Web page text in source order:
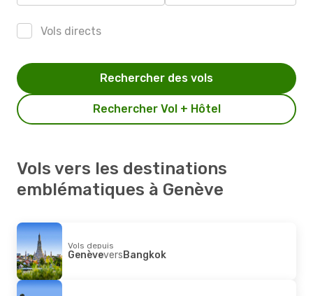
Vols directs
Rechercher Vol + Hôtel
Rechercher des vols
Vols vers les destinations
emblématiques à Genève
Vols depuis
GenèveversBangkok